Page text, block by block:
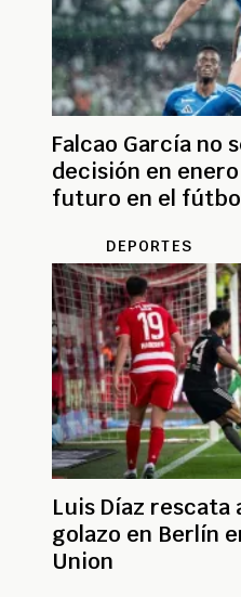
Falcao García no
decisión en
futuro en el
DEPORTES
Luis Díaz rescata
golazo en Berlín
Union